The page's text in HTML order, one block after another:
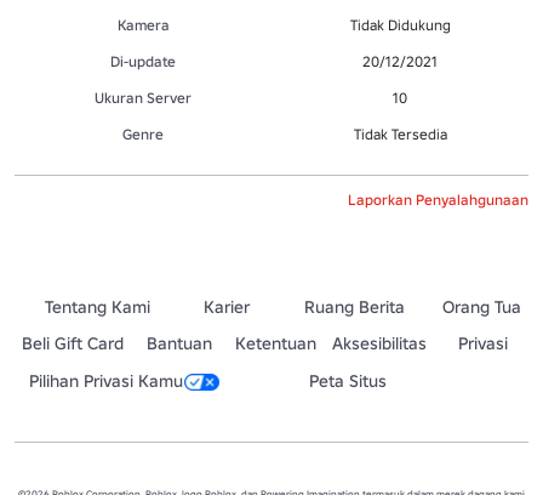
Kamera
Tidak Didukung
Di-update
20/12/2021
Ukuran Server
10
Genre
Tidak Tersedia
Laporkan Penyalahgunaan
Tentang Kami Karier Ruang Berita
Orang Tua
Beli Gift Card
Bantuan Ketentuan Aksesibilitas
Privasi
Pilihan Privasi Kamu
Peta Situs